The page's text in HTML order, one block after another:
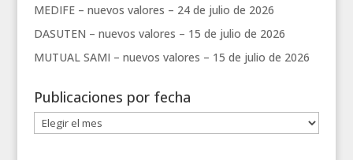
MEDIFE – nuevos valores – 24 de julio de 2026
DASUTEN – nuevos valores – 15 de julio de 2026
MUTUAL SAMI – nuevos valores – 15 de julio de 2026
Publicaciones por fecha
Publicaciones
por